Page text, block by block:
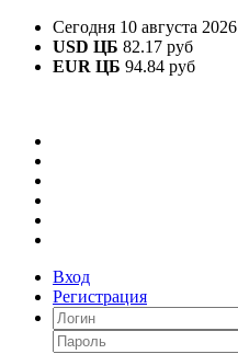
Сегодня 10 августа 2026
USD ЦБ 82.17 руб
EUR ЦБ 94.84 руб
Вход
Регистрация